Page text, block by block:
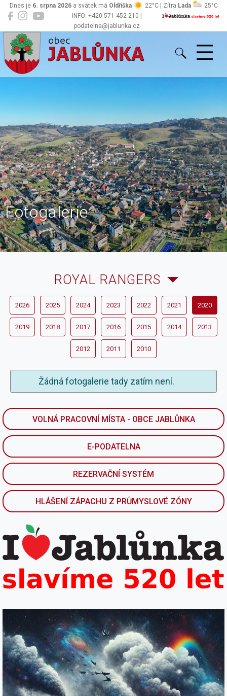
INFO: +420 571 452 210 |
podatelna@jablunka.cz
Dnes je 6. srpna 2026a svátek má Oldřiška 22°C | Zítra Lada 25°C
Jablůnka
Fotogalerie
VOLNÁ PRACOVNÍ MÍSTA - OBCE JABLŮNKA
E-PODATELNA
REZERVAČNÍ SYSTÉM
HLÁŠENÍ ZÁPACHU Z PRŮMYSLOVÉ ZÓNY
ROYAL RANGERS
2026 2025 2024 2023 2022 2021 2020
2019 2018 2017 2016 2015 2014 2013
2012 2011 2010
Žádná fotogalerie tady zatím není.